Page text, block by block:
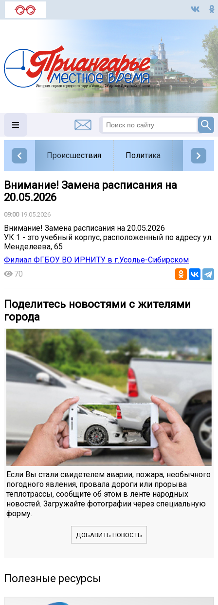
Происшествия Политика
Внимание! Замена расписания на
20.05.2026
09:0019.05.2026
Внимание! Замена расписания на 20.05.2026
УК 1 - это учебный корпус, расположенный по адресу ул.
Менделеева, 65
Филиал ФГБОУ ВО ИРНИТУ в г.Усолье-Сибирском
70
Поделитесь новостями с жителями
города
Если Вы стали свидетелем аварии, пожара, необычного
погодного явления, провала дороги или прорыва
теплотрассы, сообщите об этом в ленте народных
новостей. Загружайте фотографии через специальную
форму.
ДОБАВИТЬ НОВОСТЬ
Полезные ресурсы